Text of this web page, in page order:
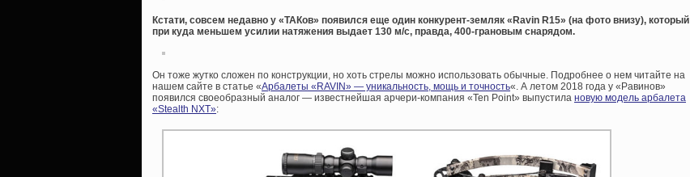
Кстати, совсем недавно у «ТАКов» появился еще один конкурент-земляк «Ravin R15» (на фото внизу), который
при куда меньшем усилии натяжения выдает 130 м/с, правда, 400-грановым снарядом.
Он тоже жутко сложен по конструкции, но хоть стрелы можно использовать обычные. Подробнее о нем читайте на
нашем сайте в статье «Арбалеты «RAVIN» — уникальность, мощь и точность«. А летом 2018 года у «Равинов»
появился своеобразный аналог — известнейшая арчери-компания «Ten Point» выпустила новую модель арбалета
«Stealth NXT»: